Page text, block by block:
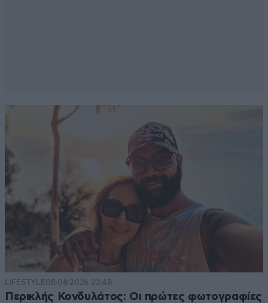
LIFESTYLE08·08·2026 22:48
Περικλής Κονδυλάτος: Οι πρώτες φωτογραφίες